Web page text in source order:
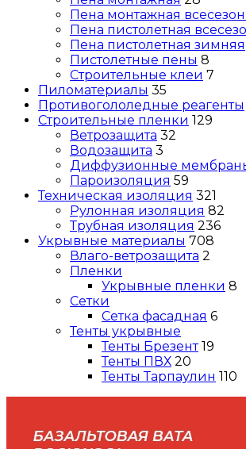
Пена монтажная
Пена пистолетная
Пена пистолетная зимняя
Пистолетные пены 8
Строительные клеи 7
Пиломатериалы 35
Противогололедные реагенты
Строительные пленки 129
Ветрозащита 32
Водозащита 3
Диффузионные
Пароизоляция 59
Техническая изоляция 321
Рулонная изоляция 82
Трубная изоляция 236
Укрывные материалы 708
Влаго-ветрозащита 2
Пленки
Укрывные пленки 8
Сетки
Сетка фасадная 6
Тенты укрывные
Тенты Брезент 19
Тенты ПВХ 20
Тенты Тарпаулин 110